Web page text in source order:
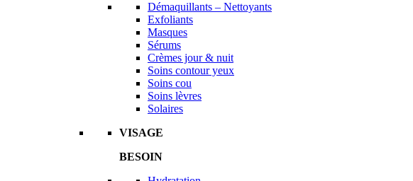
Démaquillants – Nettoyants
Exfoliants
Masques
Sérums
Crèmes jour & nuit
Soins contour yeux
Soins cou
Soins lèvres
Solaires
VISAGE
BESOIN